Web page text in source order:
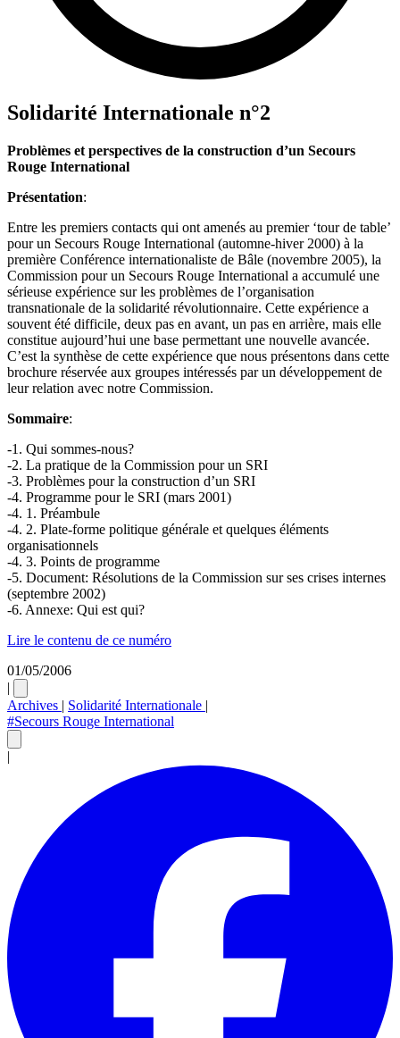
Solidarité Internationale n°2
Problèmes et perspectives de la construction d’un Secours
Rouge International
Présentation:
Entre les premiers contacts qui ont amenés au premier ‘tour de table’
pour un Secours Rouge International (automne-hiver 2000) à la
première Conférence internationaliste de Bâle (novembre 2005), la
Commission pour un Secours Rouge International a accumulé une
sérieuse expérience sur les problèmes de l’organisation
transnationale de la solidarité révolutionnaire. Cette expérience a
souvent été difficile, deux pas en avant, un pas en arrière, mais elle
constitue aujourd’hui une base permettant une nouvelle avancée.
C’est la synthèse de cette expérience que nous présentons dans cette
brochure réservée aux groupes intéressés par un développement de
leur relation avec notre Commission.
Sommaire:
-1. Qui sommes-nous?
-2. La pratique de la Commission pour un SRI
-3. Problèmes pour la construction d’un SRI
-4. Programme pour le SRI (mars 2001)
-4. 1. Préambule
-4. 2. Plate-forme politique générale et quelques éléments
organisationnels
-4. 3. Points de programme
-5. Document: Résolutions de la Commission sur ses crises internes
(septembre 2002)
-6. Annexe: Qui est qui?
Lire le contenu de ce numéro
01/05/2006
|
Archives | Solidarité Internationale |
#Secours Rouge International
|